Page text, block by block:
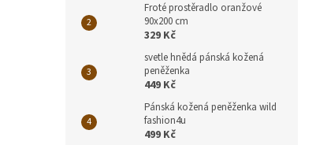
Froté prostěradlo oranžové
90x200 cm
329 Kč
svetle hnědá pánská kožená
peněženka
449 Kč
Pánská kožená peněženka wild
fashion4u
499 Kč